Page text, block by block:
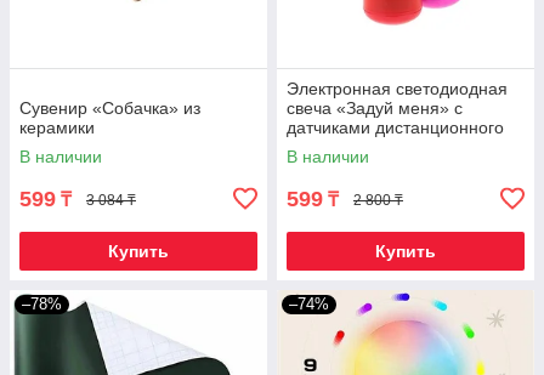
Сувенир «Собачка» из
керамики
В наличии
599 ₸ 3 084 ₸
Купить
Электронная светодиодная
свеча «Задуй меня» с
датчиками дистанционного
включения (Сердца)
В наличии
599 ₸ 2 800 ₸
Купить
–78% –74%